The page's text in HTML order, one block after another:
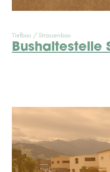
Tiefbau / Strassenbau
Bushaltestelle